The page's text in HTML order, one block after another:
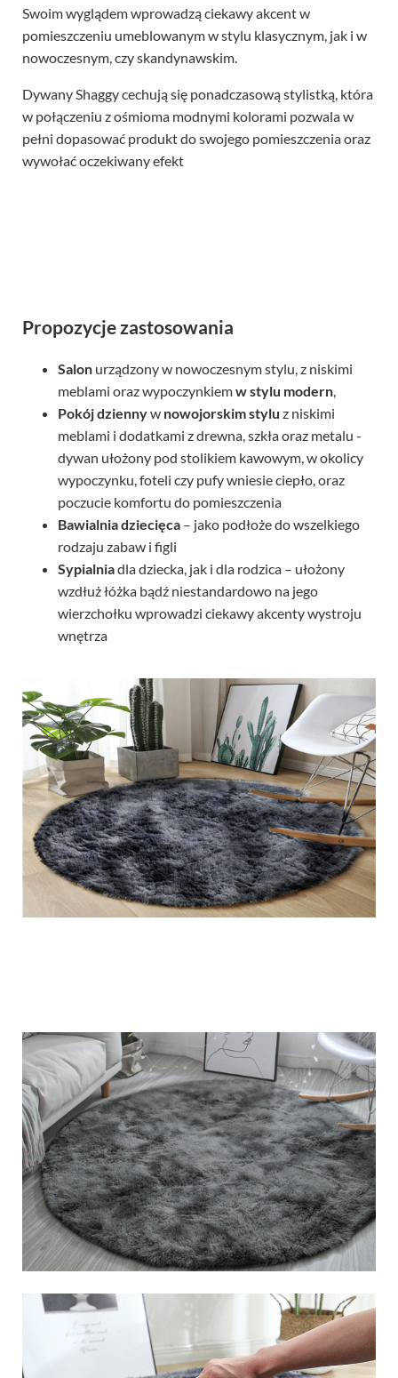
Swoim wyglądem wprowadzą ciekawy akcent w
pomieszczeniu umeblowanym w stylu klasycznym, jak i w
nowoczesnym, czy skandynawskim.
Dywany Shaggy cechują się ponadczasową stylistką, która
w połączeniu z ośmioma modnymi kolorami pozwala w
pełni dopasować produkt do swojego pomieszczenia oraz
wywołać oczekiwany efekt
Propozycje zastosowania
Salon urządzony w nowoczesnym stylu, z niskimi
meblami oraz wypoczynkiemw stylu modern
Pokój dziennyw nowojorskim stylu z niskimi
meblami i dodatkami z drewna, szkła oraz metalu -
dywan ułożony pod stolikiem kawowym, w okolicy
wypoczynku, foteli czy pufy wniesie ciepło, oraz
poczucie komfortu do pomieszczenia
Bawialnia dziecięca – jako podłoże do wszelkiego
rodzaju zabaw i figli
Sypialniadla dziecka, jak i dla rodzica – ułożony
wzdłuż łóżka bądź niestandardowo na jego
wierzchołku wprowadzi ciekawy akcenty wystroju
wnętrza